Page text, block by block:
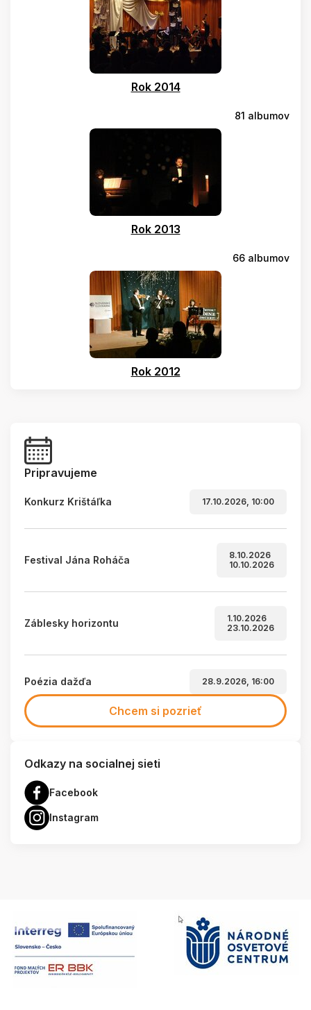
Rok 2014
81 albumov
Rok 2013
66 albumov
Rok 2012
Pripravujeme
Konkurz Krištáľka 17.10.2026, 10:00
Festival Jána Roháča
8.10.2026
10.10.2026
Záblesky horizontu
1.10.2026
23.10.2026
Poézia dažďa 28.9.2026, 16:00
Chcem si pozrieť
Odkazy na socialnej sieti
Facebook
Instagram